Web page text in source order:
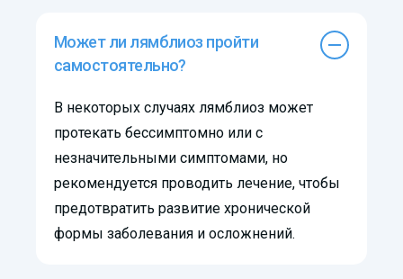
Может ли лямблиоз пройти
самостоятельно?
В некоторых случаях лямблиоз может
протекать бессимптомно или с
незначительными симптомами, но
рекомендуется проводить лечение, чтобы
предотвратить развитие хронической
формы заболевания и осложнений.